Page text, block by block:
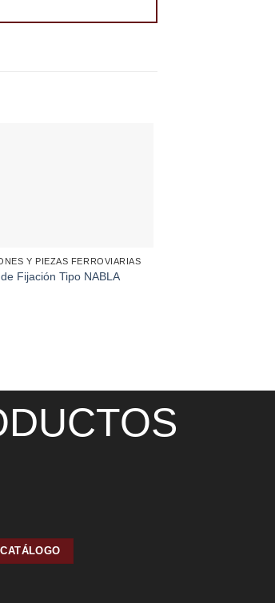
Y PIEZAS FERROVIARIAS
Fijación Tipo NABLA